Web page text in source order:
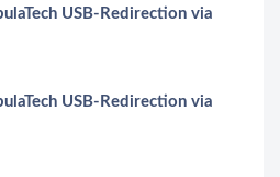
USB-Redirection via
USB-Redirection via